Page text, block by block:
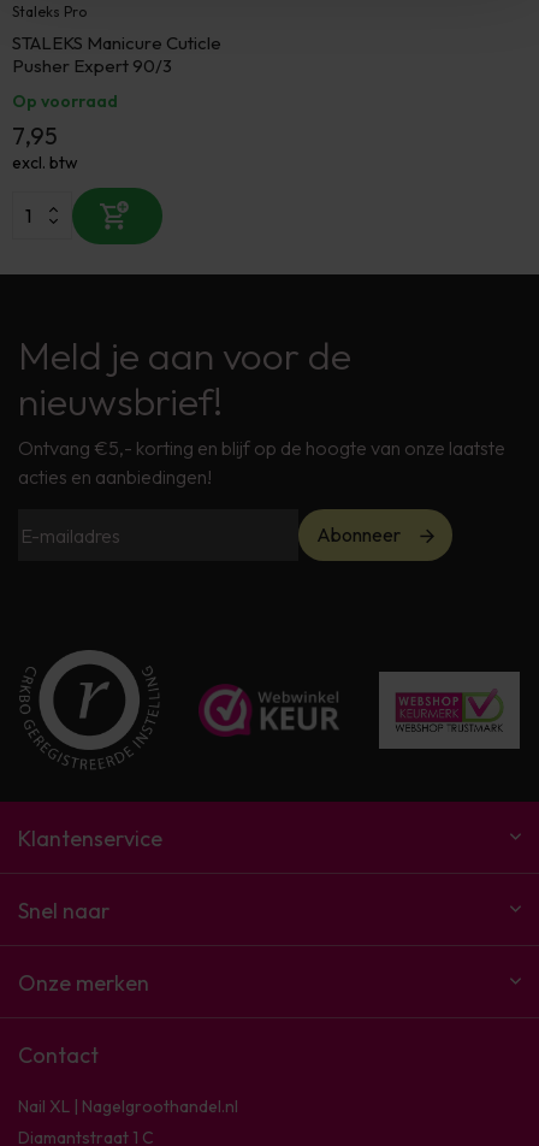
Staleks Pro
STALEKS Manicure Cuticle
Pusher Expert 90/3
Op voorraad
7,95
excl. btw
Meld je aan voor de
nieuwsbrief!
Ontvang €5,- korting en blijf op de hoogte van onze laatste
acties en aanbiedingen!
Abonneer
Klantenservice
Snel naar
Onze merken
Contact
Nail XL | Nagelgroothandel.nl
Diamantstraat 1 C